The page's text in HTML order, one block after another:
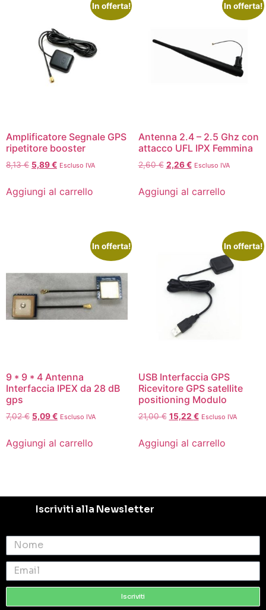
In offerta!
Amplificatore Segnale GPS
ripetitore booster
8,13€ 5,89€ Escluso IVA
Aggiungi al carrello
In offerta!
Antenna 2.4 – 2.5 Ghz con
attacco UFL IPX Femmina
2,60€ 2,26€ Escluso IVA
Aggiungi al carrello
In offerta!
9 * 9 * 4 Antenna
Interfaccia IPEX da 28 dB
gps
7,02€ 5,09€ Escluso IVA
Aggiungi al carrello
In offerta!
USB Interfaccia GPS
Ricevitore GPS satellite
positioning Modulo
21,00€ 15,22 € Escluso IVA
Aggiungi al carrello
Iscriviti alla Newsletter
Iscriviti